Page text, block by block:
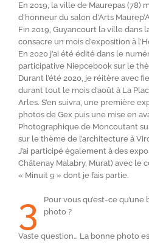
En 2019, la ville de Maurepas (78)
d’honneur du salon d’Arts
Fin 2019, Guyancourt la ville dans
consacre un mois d’exposition à
En 2020 j’ai été édité dans le
participative Niepcebook sur le
Durant l’été 2020, je réitère avec
durant tout le mois d’août à La
Arles. S’en suivra, une première
photos de Gex puis une mise en
Photographique de Moncoutant
sur le thème de l’architecture à
J’ai participé également à des
Châtenay Malabry, Murat) avec le
« Minuit 9 » dont je fais partie.
3
Pour vous qu’est-ce qu’une
photo ?
Vaste question… La bonne photo